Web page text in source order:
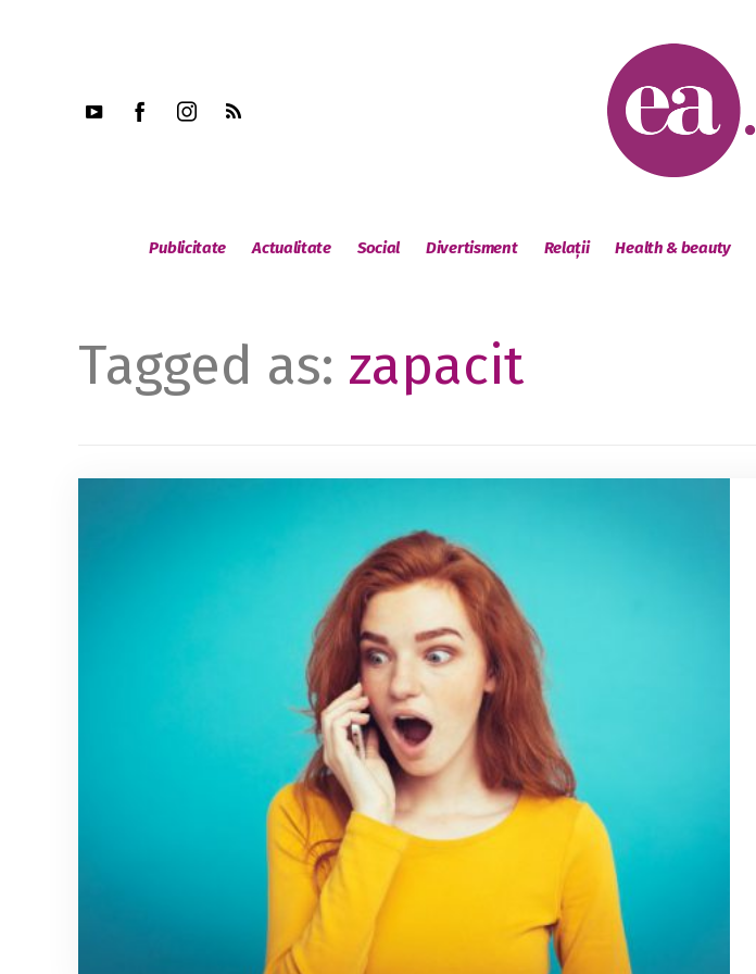
Publicitate Actualitate Social Divertisment Relații Health & beauty
Tagged as: zapacit